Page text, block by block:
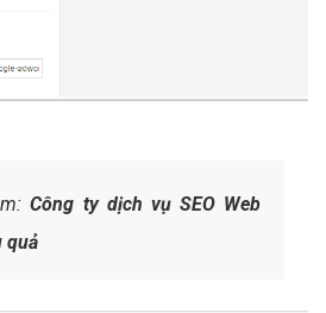
Công ty dịch vụ SEO Web
quả